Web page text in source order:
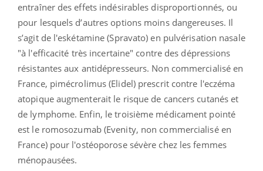
entraîner des effets indésirables disproportionnés, ou
pour lesquels d’autres options moins dangereuses. Il
s’agit de l'eskétamine (Spravato) en pulvérisation nasale
"à l'efficacité très incertaine" contre des dépressions
résistantes aux antidépresseurs. Non commercialisé en
France, pimécrolimus (Elidel) prescrit contre l'eczéma
atopique augmenterait le risque de cancers cutanés et
de lymphome. Enfin, le troisième médicament pointé
est le romosozumab (Evenity, non commercialisé en
France) pour l'ostéoporose sévère chez les femmes
ménopausées.